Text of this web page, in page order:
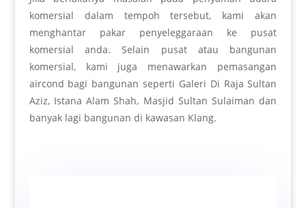
komersial dalam tempoh tersebut, kami akan
menghantar pakar penyeleggaraan ke pusat
komersial anda. Selain pusat atau bangunan
komersial, kami juga menawarkan pemasangan
aircond bagi bangunan seperti Galeri Di Raja Sultan
Aziz, Istana Alam Shah, Masjid Sultan Sulaiman dan
banyak lagi bangunan di kawasan Klang.